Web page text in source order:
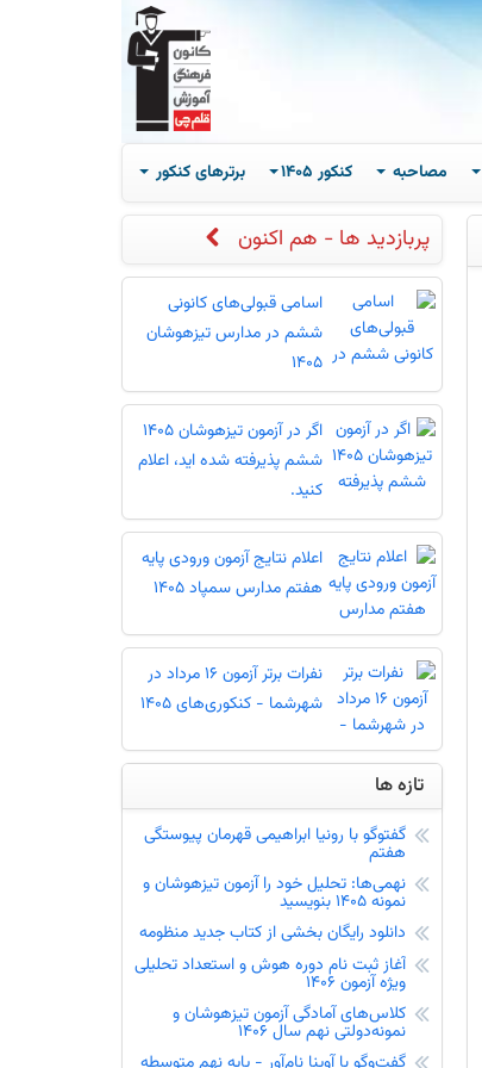
مصاحبه کنکور 1405 برترهای کنکور
پربازدید ها - هم اکنون
اسامی قبولی‌های کانونی
ششم در مدارس تیزهوشان
1405
اگر در آزمون تیزهوشان 1405
ششم پذیرفته شده اید، اعلام
کنید.
اعلام نتایج آزمون ورودی پایه
هفتم مدارس سمپاد 1405
نفرات برتر آزمون 16 مرداد در
شهرشما - کنکوری‌های 1405
تازه ها
گفتوگو با رونیا ابراهیمی قهرمان پیوستگی
هفتم
نهمی‌ها: تحلیل خود را آزمون تیزهوشان و
نمونه 1405 بنویسید
دانلود رایگان بخشی از کتاب جدید منظومه
آغاز ثبت نام دوره هوش و استعداد تحلیلی
ویژه آزمون 1406
کلاس‌های آمادگی آزمون تیزهوشان و
نمونه‌دولتی نهم سال 1406